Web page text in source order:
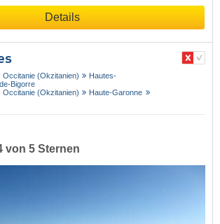
Details
Occitanie (Okzitanien)
Hautes-
Bigorre
Occitanie (Okzitanien)
Haute-Garonne
von 5 Sternen